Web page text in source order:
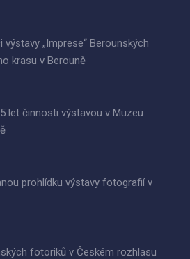
„Imprese“ Berounských
krasu v Berouně
let činnosti výstavou v Muzeu
prohlídku výstavy fotografií v
fotoriků v Českém rozhlasu